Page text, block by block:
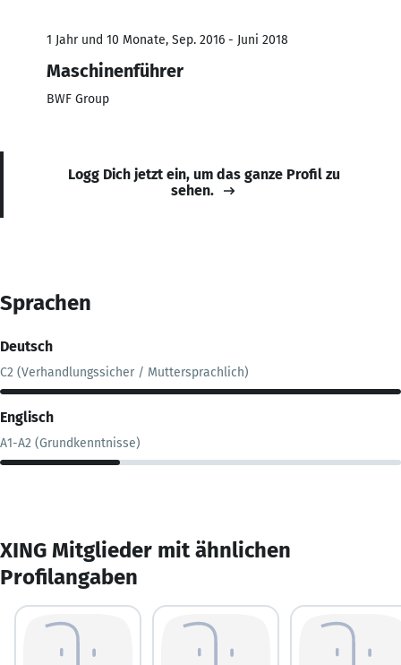
1 Jahr und 10 Monate, Sep. 2016 - Juni 2018
Maschinenführer
BWF Group
Logg Dich jetzt ein, um das ganze Profil zu
sehen.
Sprachen
Deutsch
C2 (Verhandlungssicher / Muttersprachlich)
Englisch
A1-A2 (Grundkenntnisse)
XING Mitglieder mit ähnlichen
Profilangaben